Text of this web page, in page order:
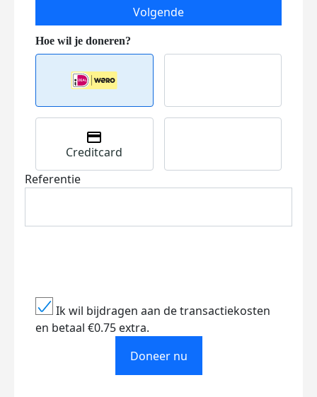
Volgende
Creditcard
Referentie
Ik wil bijdragen aan de transactiekosten
en betaal €0.75 extra.
Doneer nu